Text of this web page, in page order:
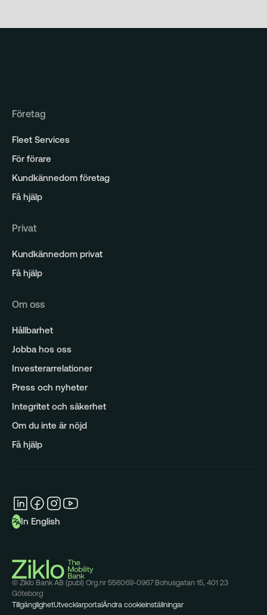
Företag
Fleet Services
För förare
Kundkännedom företag
Få hjälp
Privat
Kundkännedom privat
Få hjälp
Om oss
Hållbarhet
Jobba hos oss
Investerarrelationer
Press och nyheter
Integritet och säkerhet
Om du inte är nöjd
Få hjälp
In English
© Ziklo Bank AB (publ) Org.nr 556069-0967 Bohusgatan 15, 401 23
Göteborg
TillgänglighetUtvecklarportalÄndra cookieinställningar